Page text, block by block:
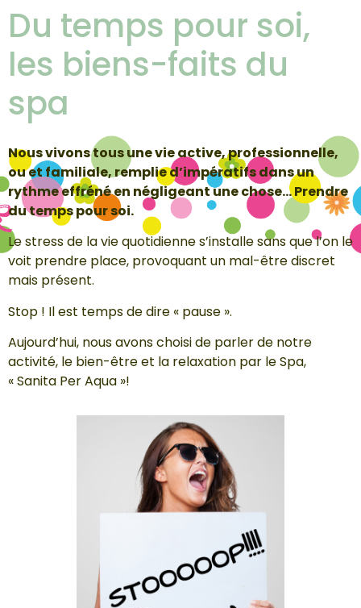
Du temps pour soi,
les biens-faits du
spa
Nous vivons tous une vie active, professionnelle,
ou et familiale, remplie d’impératifs dans un
rythme effréné en négligeant une chose… Prendre
du temps pour soi.
Le stress de la vie quotidienne s’installe sans que l’on le
voit prendre place, provoquant un mal-être discret
mais présent.
Stop ! Il est temps de dire « pause ».
Aujourd’hui, nous avons choisi de parler de notre
activité, le bien-être et la relaxation par le Spa,
« Sanita Per Aqua »!